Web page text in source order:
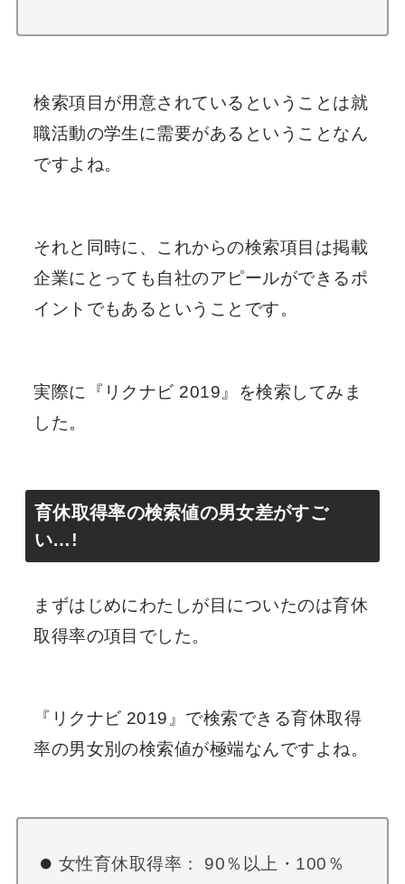
検索項目が用意されているということは就
職活動の学生に需要があるということなん
ですよね。
それと同時に、これからの検索項目は掲載
企業にとっても自社のアピールができるポ
イントでもあるということです。
実際に『リクナビ 2019』を検索してみま
した。
育休取得率の検索値の男女差がすご
い…!
まずはじめにわたしが目についたのは育休
取得率の項目でした。
『リクナビ 2019』で検索できる育休取得
率の男女別の検索値が極端なんですよね。
女性育休取得率： 90％以上・100％